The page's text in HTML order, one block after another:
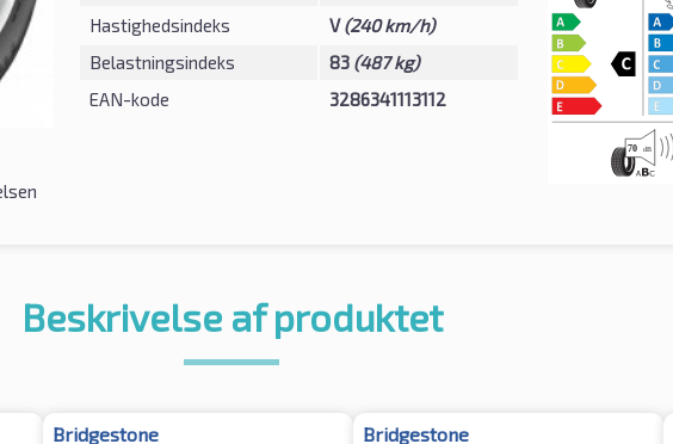
Hastighedsindeks
V(240 km/h)
Belastningsindeks
83 (487 kg)
EAN-kode
3286341113112
Beskrivelse af produktet
Bridgestone Bridgestone